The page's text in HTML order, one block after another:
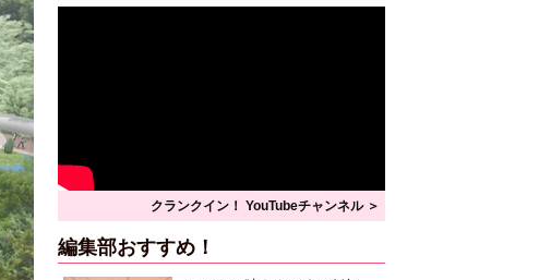
クランクイン！ YouTubeチャンネル ＞
編集部おすすめ！